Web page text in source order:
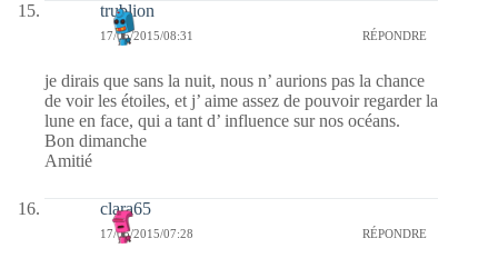
trublion
17/05/2015/08:31 RÉPONDRE
je dirais que sans la nuit, nous n’ aurions pas la chance
de voir les étoiles, et j’ aime assez de pouvoir regarder la
lune en face, qui a tant d’ influence sur nos océans.
Bon dimanche
Amitié
clara65
17/05/2015/07:28 RÉPONDRE